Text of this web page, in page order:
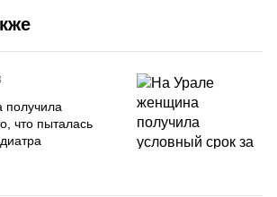
что пыталась